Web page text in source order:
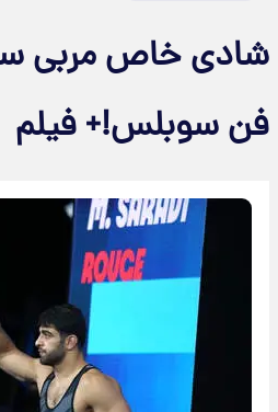
شادی خاص مربی
فن سوبلس!+ فیلم